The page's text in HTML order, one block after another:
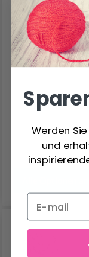
BEIGE, 5
Preis ab
Alle Optionen
Werden
und